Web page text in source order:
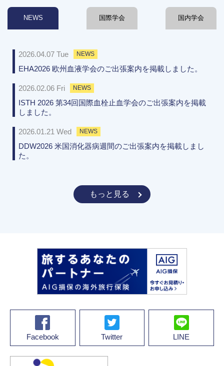
NEWS 国際学会 国内学会
2026.04.07 Tue NEWS
EHA2026 欧州血液学会のご出張案内を掲載しました。
2026.02.06 Fri NEWS
ISTH 2026 第34回国際血栓止血学会のご出張案内を掲載
しました。
2026.01.21 Wed NEWS
DDW2026 米国消化器病週間のご出張案内を掲載しまし
た。
もっと見る
Facebook Twitter LINE